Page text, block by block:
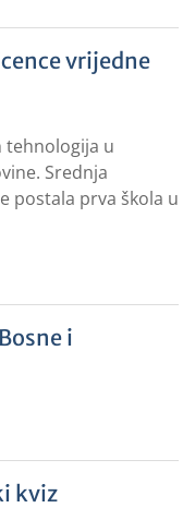
vrijedne
tehnologija u
Srednja
postala prva škola u
i
kviz